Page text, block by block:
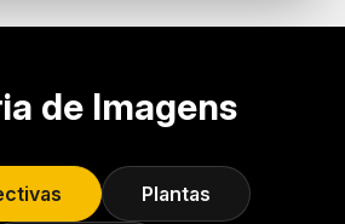
de Imagens
Plantas